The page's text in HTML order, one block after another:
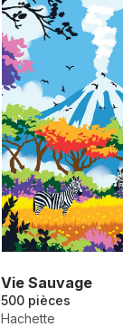
Vie Sauvage
500 pièces
Hachette